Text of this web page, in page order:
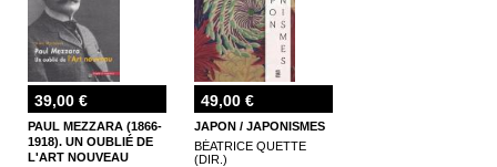
39,00 €
PAUL MEZZARA (1866-
1918). UN OUBLIÉ DE
L'ART NOUVEAU
49,00 €
JAPON / JAPONISMES
BÉATRICE QUETTE
(DIR.)